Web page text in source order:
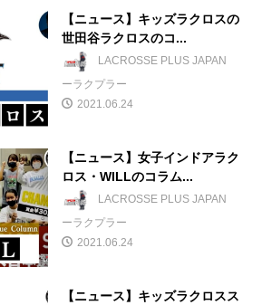
【ニュース】キッズラクロスの
世田谷ラクロスのコ...
LACROSSE PLUS JAPAN
ーラクプラー
2021.06.24
【ニュース】女子インドアラク
ロス・WILLのコラム...
LACROSSE PLUS JAPAN
ーラクプラー
2021.06.24
【ニュース】キッズラクロスス